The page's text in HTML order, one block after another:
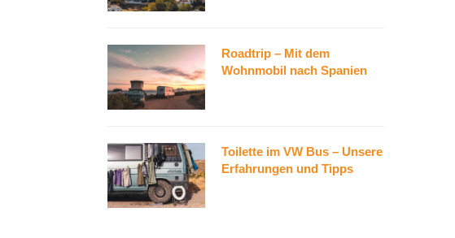
Roadtrip – Mit dem
Wohnmobil nach Spanien
Toilette im VW Bus – Unsere
Erfahrungen und Tipps